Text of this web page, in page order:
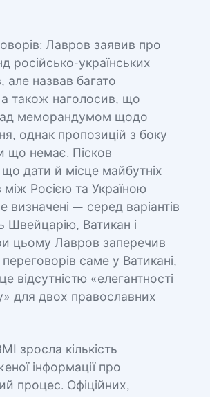
Лавров заявив про
російсько-українських
але назвав багато
також наголосив, що
меморандумом щодо
однак пропозицій з боку
що немає. Пісков
що дати й місце майбутніх
між Росією та Україною
визначені — серед варіантів
Швейцарію, Ватикан і
цьому Лавров заперечив
саме у Ватикані,
відсутністю «елегантності
для двох православних
зросла кількість
інформації про
процес. Офіційних,